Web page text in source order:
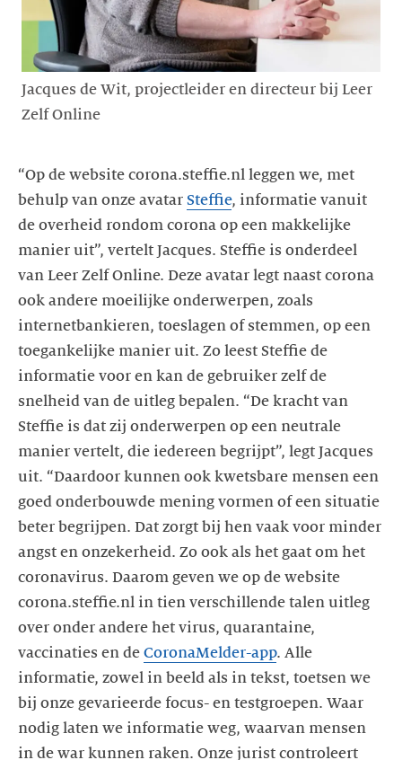
Jacques de Wit, projectleider en directeur bij Leer
Zelf Online
“Op de website corona.steffie.nl leggen we, met
behulp van onze avatar Steffie, informatie vanuit
de overheid rondom corona op een makkelijke
manier uit”, vertelt Jacques. Steffie is onderdeel
van Leer Zelf Online. Deze avatar legt naast corona
ook andere moeilijke onderwerpen, zoals
internetbankieren, toeslagen of stemmen, op een
toegankelijke manier uit. Zo leest Steffie de
informatie voor en kan de gebruiker zelf de
snelheid van de uitleg bepalen. “De kracht van
Steffie is dat zij onderwerpen op een neutrale
manier vertelt, die iedereen begrijpt”, legt Jacques
uit. “Daardoor kunnen ook kwetsbare mensen een
goed onderbouwde mening vormen of een situatie
beter begrijpen. Dat zorgt bij hen vaak voor minder
angst en onzekerheid. Zo ook als het gaat om het
coronavirus. Daarom geven we op de website
corona.steffie.nl in tien verschillende talen uitleg
over onder andere het virus, quarantaine,
vaccinaties en de CoronaMelder-app. Alle
informatie, zowel in beeld als in tekst, toetsen we
bij onze gevarieerde focus- en testgroepen. Waar
nodig laten we informatie weg, waarvan mensen
in de war kunnen raken. Onze jurist controleert